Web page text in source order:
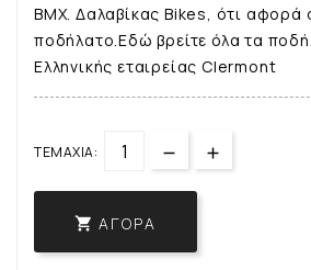
ΒΜΧ. Δαλαβίκας Bikes, ότι αφορά
ποδήλατο.Εδώ βρείτε όλα τα
Ελληνικής εταιρείας Clermont
ΤΕΜΆΧΙΑ:
 ΑΓΟΡΆ